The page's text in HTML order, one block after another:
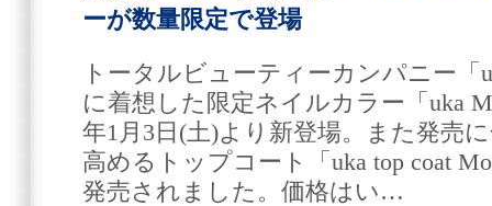
ーが数量限定で登場
トータルビューティーカンパニー
に着想した限定ネイルカラー「uka
年1月3日(土)より新登場。また発売
高めるトップコート「uka top coat
発売されました。価格はい…